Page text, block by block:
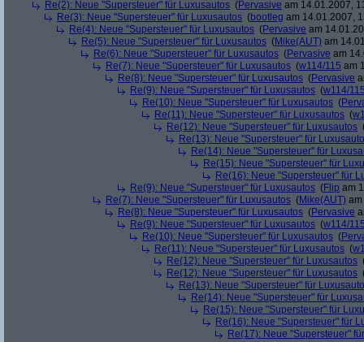
Re(2): Neue "Supersteuer" für Luxusautos (Pervasive am 14.01.2007,
Re(3): Neue "Supersteuer" für Luxusautos (bootleg am 14.01.2007,
Re(4): Neue "Supersteuer" für Luxusautos (Pervasive am
Re(5): Neue "Supersteuer" für Luxusautos (Mike(AUT) am
Re(6): Neue "Supersteuer" für Luxusautos (Pervasive am
Re(7): Neue "Supersteuer" für Luxusautos (w114/115 am
Re(8): Neue "Supersteuer" für Luxusautos (Pervasive
Re(9): Neue "Supersteuer" für Luxusautos (w114/
Re(10): Neue "Supersteuer" für Luxusautos (
Re(11): Neue "Supersteuer" für Luxusautos (
Re(12): Neue "Supersteuer" für Luxusautos
Re(13): Neue "Supersteuer" für
Re(14): Neue "Supersteuer" für
Re(15): Neue "Supersteuer" für
Re(16): Neue "Supersteuer" für
Re(9): Neue "Supersteuer" für Luxusautos (Flip am
Re(7): Neue "Supersteuer" für Luxusautos (Mike(AUT)
Re(8): Neue "Supersteuer" für Luxusautos (Pervasive
Re(9): Neue "Supersteuer" für Luxusautos (w114/
Re(10): Neue "Supersteuer" für Luxusautos (
Re(11): Neue "Supersteuer" für Luxusautos (
Re(12): Neue "Supersteuer" für Luxusautos
Re(12): Neue "Supersteuer" für Luxusautos
Re(13): Neue "Supersteuer" für
Re(14): Neue "Supersteuer" für
Re(15): Neue "Supersteuer" für
Re(16): Neue "Supersteuer" für
Re(17): Neue "Supersteuer"